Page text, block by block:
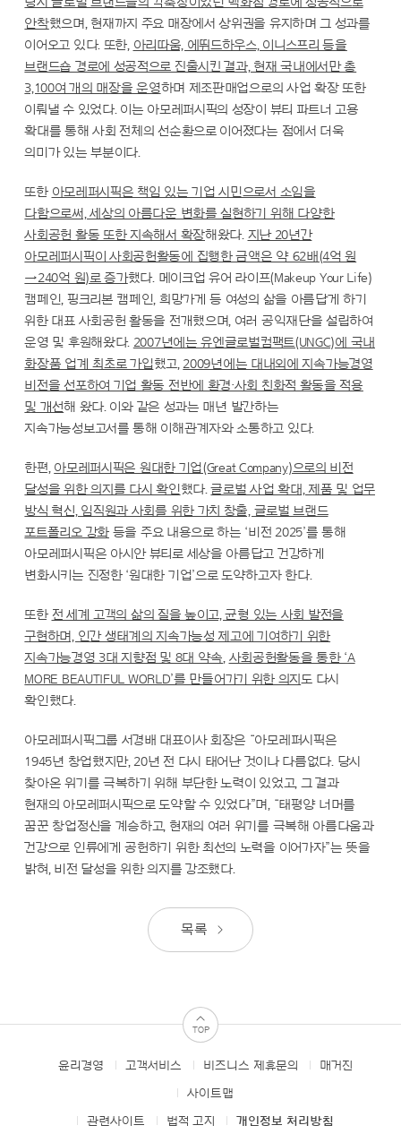
안착했으며, 현재까지 주요 매장에서 상위권을 유지하며 그 성과를
이어오고 있다. 또한, 아리따움, 에뛰드하우스, 이니스프리 등을
브랜드숍 경로에 성공적으로 진출시킨 결과, 현재 국내에서만 총
3,100여 개의 매장을 운영하며 제조판매업으로의 사업 확장 또한
이뤄낼 수 있었다. 이는 아모레퍼시픽의 성장이 뷰티 파트너 고용
확대를 통해 사회 전체의 선순환으로 이어졌다는 점에서 더욱
의미가 있는 부분이다.
또한 아모레퍼시픽은 책임 있는 기업 시민으로서 소임을
다함으로써, 세상의 아름다운 변화를 실현하기 위해 다양한
사회공헌 활동 또한 지속해서 확장해왔다. 지난 20년간
아모레퍼시픽이 사회공헌활동에 집행한 금액은 약 62배(4억 원
→240억 원)로 증가했다. 메이크업 유어 라이프(Makeup Your Life)
캠페인, 핑크리본 캠페인, 희망가게 등 여성의 삶을 아름답게 하기
위한 대표 사회공헌 활동을 전개했으며, 여러 공익재단을 설립하여
운영 및 후원해왔다. 2007년에는 유엔글로벌컴팩트(UNGC)에 국내
화장품 업계 최초로 가입했고,2009년에는 대내외에 지속가능경영
비전을 선포하여 기업 활동 전반에 환경·사회 친화적 활동을 적용
및 개선해 왔다. 이와 같은 성과는 매년 발간하는
지속가능성보고서를 통해 이해관계자와 소통하고 있다.
한편, 아모레퍼시픽은 원대한 기업(Great Company)으로의 비전
달성을 위한 의지를 다시 확인했다.글로벌 사업 확대, 제품 및 업무
방식 혁신, 임직원과 사회를 위한 가치 창출, 글로벌 브랜드
포트폴리오 강화 등을 주요 내용으로 하는 ‘비전 2025’를 통해
아모레퍼시픽은 아시안 뷰티로 세상을 아름답고 건강하게
변화시키는 진정한 ‘원대한 기업’으로 도약하고자 한다.
또한 전 세계 고객의 삶의 질을 높이고, 균형 있는 사회 발전을
구현하며, 인간 생태계의 지속가능성 제고에 기여하기 위한
지속가능경영 3대 지향점 및 8대 약속, 사회공헌활동을 통한 ‘A
MORE BEAUTIFUL WORLD’를 만들어가기 위한 의지도 다시
확인했다.
아모레퍼시픽그룹 서경배 대표이사 회장은 “아모레퍼시픽은
1945년 창업했지만, 20년 전 다시 태어난 것이나 다름없다. 당시
찾아온 위기를 극복하기 위해 부단한 노력이 있었고, 그 결과
현재의 아모레퍼시픽으로 도약할 수 있었다”며, “태평양 너머를
꿈꾼 창업정신을 계승하고, 현재의 여러 위기를 극복해 아름다움과
건강으로 인류에게 공헌하기 위한 최선의 노력을 이어가자”는 뜻을
밝혀, 비전 달성을 위한 의지를 강조했다.
목록
TOP
FOOTER윤리경영 고객서비스 비즈니스 제휴문의 매거진
사이트맵
관련사이트 법적 고지 개인정보 처리방침